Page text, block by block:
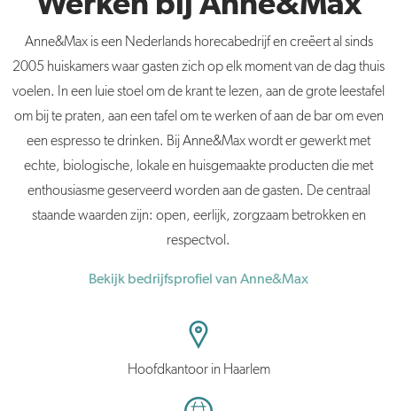
Anne&Max is een Nederlands horecabedrijf en creëert al sinds
2005 huiskamers waar gasten zich op elk moment van de dag thuis
voelen. In een luie stoel om de krant te lezen, aan de grote leestafel
om bij te praten, aan een tafel om te werken of aan de bar om even
een espresso te drinken. Bij Anne&Max wordt er gewerkt met
echte, biologische, lokale en huisgemaakte producten die met
enthousiasme geserveerd worden aan de gasten. De centraal
staande waarden zijn: open, eerlijk, zorgzaam betrokken en
respectvol.
Bekijk bedrijfsprofiel van Anne&Max
Hoofdkantoor in Haarlem